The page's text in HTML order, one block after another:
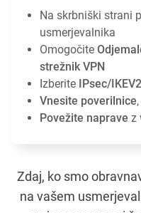
Na skrbniški strani
usmerjevalnika
Omogočite
strežnik VPN
Izberite
IPsec/IKEV2
Vnesite poverilnice
Povežite naprave z
Zdaj, ko smo
na vašem